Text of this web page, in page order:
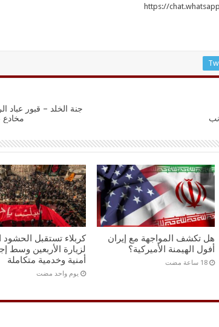
https://
جنة الخلد – قبور عباد
هل تكشف المواجهة مع إيران
أفول الهيمنة الأميركية؟
‏18 ساعة مضت
كربلاء تستقبل الحشود
لزيارة الأربعين وسط
أمنية وخدمية متكاملة
‏يوم واحد مضت